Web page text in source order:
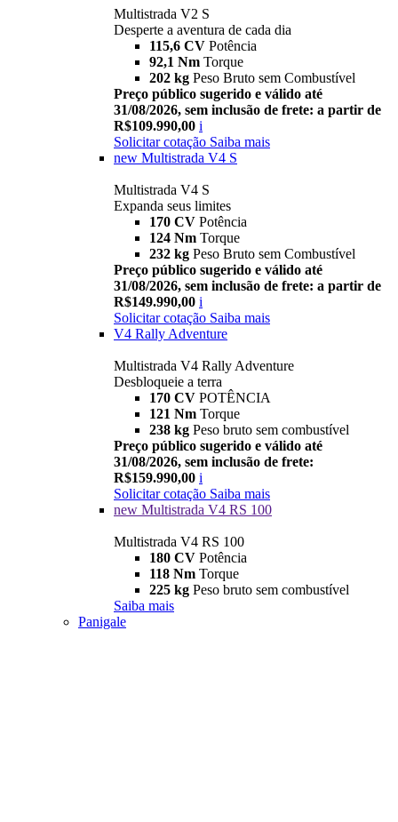
Multistrada V2 S
Desperte a aventura de cada dia
115,6 CV Potência
92,1 Nm Torque
202 kg Peso Bruto sem Combustível
Preço público sugerido e válido até
31/08/2026, sem inclusão de frete: a partir de
R$109.990,00 i
Solicitar cotação Saiba mais
new Multistrada V4 S
Multistrada V4 S
Expanda seus limites
170 CV Potência
124 Nm Torque
232 kg Peso Bruto sem Combustível
Preço público sugerido e válido até
31/08/2026, sem inclusão de frete: a partir de
R$149.990,00 i
Solicitar cotação Saiba mais
V4 Rally Adventure
Multistrada V4 Rally Adventure
Desbloqueie a terra
170 CV POTÊNCIA
121 Nm Torque
238 kg Peso bruto sem combustível
Preço público sugerido e válido até
31/08/2026, sem inclusão de frete:
R$159.990,00 i
Solicitar cotação Saiba mais
new Multistrada V4 RS 100
Multistrada V4 RS 100
180 CV Potência
118 Nm Torque
225 kg Peso bruto sem combustível
Saiba mais
Panigale